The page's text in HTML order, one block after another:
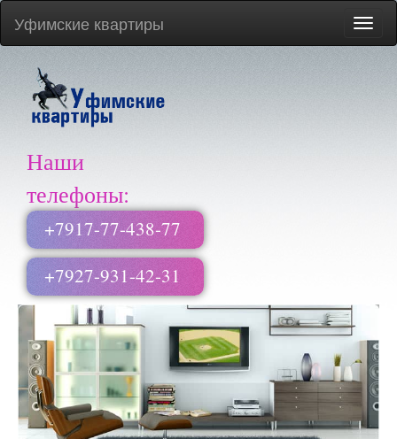
Меню
сайта
Уфимские квартиры
Наши
телефоны:
+7917-77-438-77
+7927-931-42-31